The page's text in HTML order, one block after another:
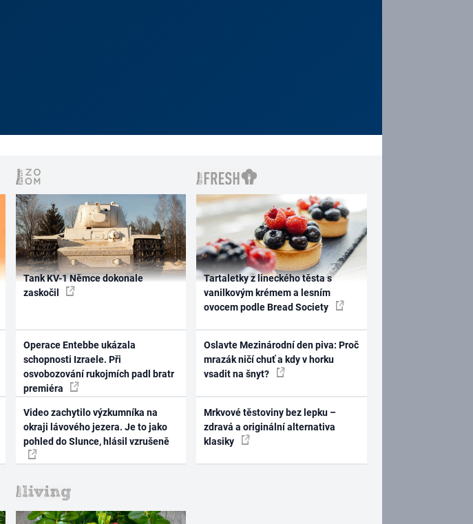
Tank KV-1 Němce dokonale
zaskočil
Operace Entebbe ukázala
schopnosti Izraele. Při
osvobozování rukojmích padl bratr
premiéra
Video zachytilo výzkumníka na
okraji lávového jezera. Je to jako
pohled do Slunce, hlásil vzrušeně
Tartaletky z lineckého těsta s
vanilkovým krémem a lesním
ovocem podle Bread Society
Oslavte Mezinárodní den piva: Proč
mrazák ničí chuť a kdy v horku
vsadit na šnyt?
Mrkvové těstoviny bez lepku –
zdravá a originální alternativa
klasiky